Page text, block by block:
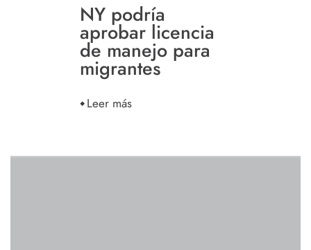
NY podría
aprobar licencia
de manejo para
migrantes
Leer más